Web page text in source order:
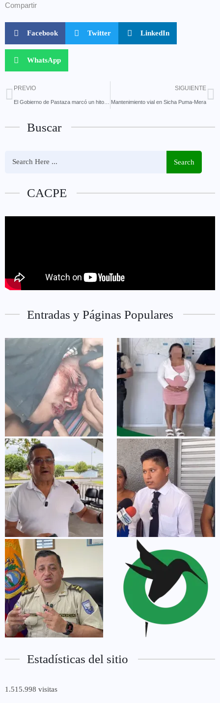
Compartir
Facebook Twitter LinkedIn
WhatsApp
PREVIO SIGUIENTE
Mantenimiento vial en Sicha Puma-Mera
Buscar
Search
CACPE
Entradas y Páginas Populares
Estadísticas del sitio
1.515.998 visitas